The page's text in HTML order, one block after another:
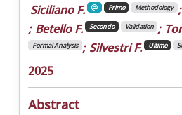
Siciliano F. Primo Methodology ;
; Betello F. Secondo Validation ;
Formal Analysis ; Silvestri F. Ultimo
2025
Abstract